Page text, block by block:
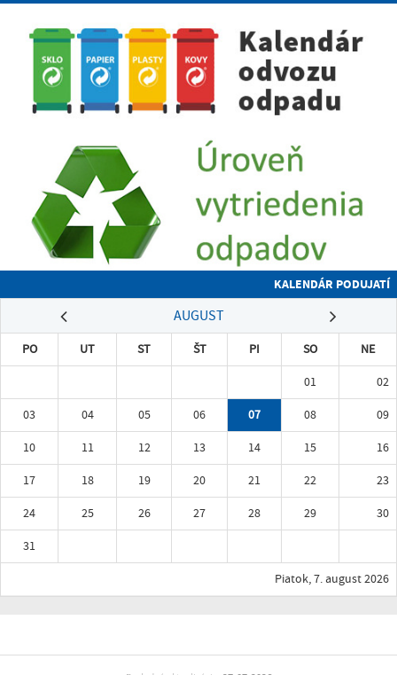
KALENDÁR PODUJATÍ
AUGUST
PO UT ST ŠT PI SO
NE
01
02
03
04 05 06 07 08
09
10
11 12 13 14 15
16
17
18 19 20 21 22
23
24
25 26 27 28 29
30
31
Piatok, 7. august 2026